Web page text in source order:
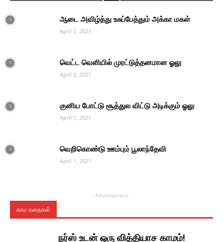
ஆடை அவிழ்த்து உசுப்பேத்தும் அக்கா மகள்
April 2, 2021
வெட்ட வெளியில் முரட்டுத்தனமான ஓலு
April 2, 2021
குனிய போட்டு சூத்துல விட்டு அடிக்கும் ஓலு
April 1, 2021
வெறிகொண்டு ஊம்பும் பூலாந்தேவி
April 1, 2021
- Advertisement -
காம கதைகள்
நர்ஸ் உடன் ஒரு வித்தியாச காமம்!